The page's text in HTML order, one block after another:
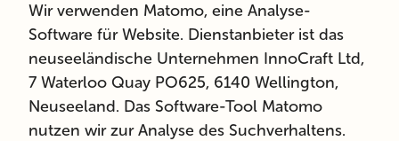
Wir verwenden Matomo, eine Analyse-
Software für Website. Dienstanbieter ist das
neuseeländische Unternehmen InnoCraft Ltd,
7 Waterloo Quay PO625, 6140 Wellington,
Neuseeland. Das Software-Tool Matomo
nutzen wir zur Analyse des Suchverhaltens.